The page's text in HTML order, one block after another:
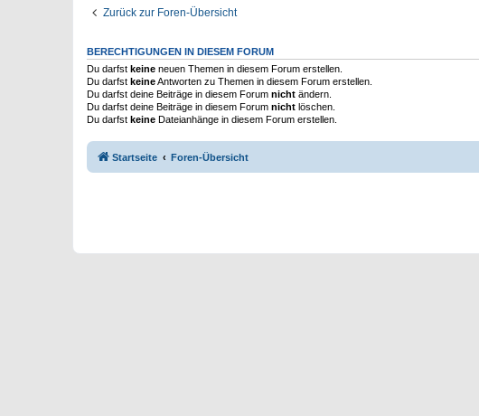
Zurück zur Foren-Übersicht
BERECHTIGUNGEN IN DIESEM FORUM
Du darfst keine neuen Themen in diesem Forum erstellen.
Du darfst keineAntworten zu Themen in diesem Forum erstellen.
Du darfst deine Beiträge in diesem Forum nicht ändern.
Du darfst deine Beiträge in diesem Forum nicht löschen.
Du darfst keine Dateianhänge in diesem Forum erstellen.
Startseite Foren-Übersicht